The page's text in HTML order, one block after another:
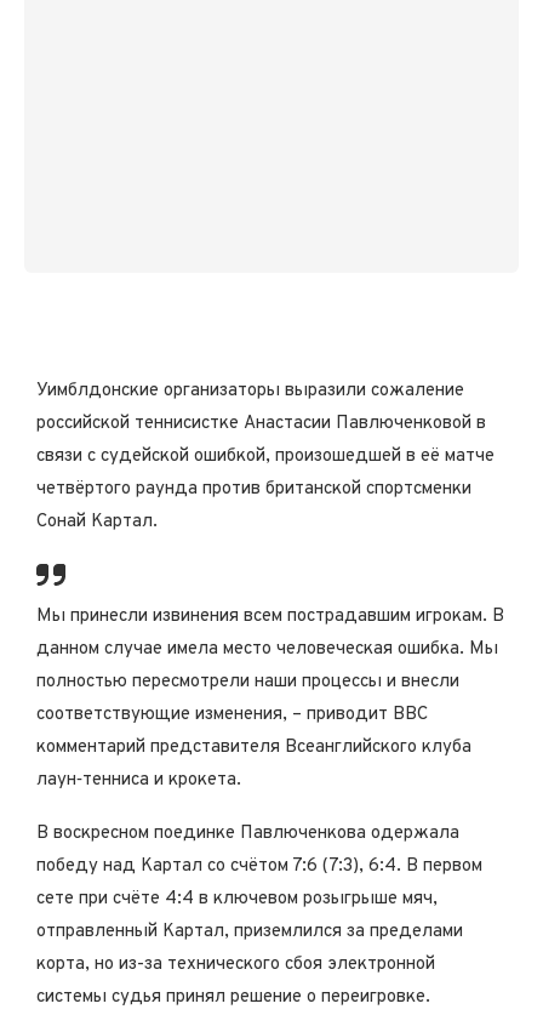
Уимблдонские организаторы выразили сожаление
российской теннисистке Анастасии Павлюченковой в
связи с судейской ошибкой, произошедшей в её матче
четвёртого раунда против британской спортсменки
Сонай Картал.
Мы принесли извинения всем пострадавшим игрокам. В
данном случае имела место человеческая ошибка. Мы
полностью пересмотрели наши процессы и внесли
соответствующие изменения, – приводит BBC
комментарий представителя Всеанглийского клуба
лаун‑тенниса и крокета.
В воскресном поединке Павлюченкова одержала
победу над Картал со счётом 7:6 (7:3), 6:4. В первом
сете при счёте 4:4 в ключевом розыгрыше мяч,
отправленный Картал, приземлился за пределами
корта, но из-за технического сбоя электронной
системы судья принял решение о переигровке.